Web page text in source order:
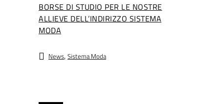
BORSE DI STUDIO PER LE NOSTRE
ALLIEVE DELL’INDIRIZZO SISTEMA
MODA
News, Sistema Moda